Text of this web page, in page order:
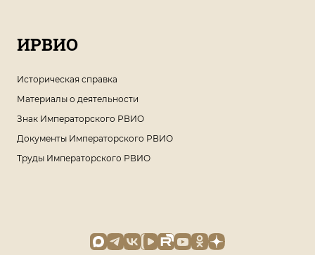
ИРВИО
Историческая справка
Материалы о деятельности
Знак Императорского РВИО
Документы Императорского РВИО
Труды Императорского РВИО